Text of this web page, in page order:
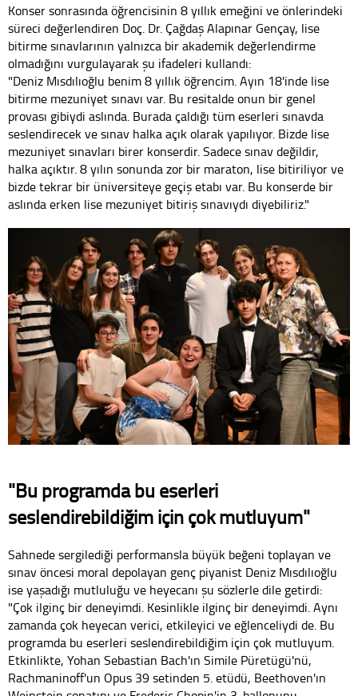
Konser sonrasında öğrencisinin 8 yıllık emeğini ve önlerindeki
süreci değerlendiren Doç. Dr. Çağdaş Alapınar Gençay, lise
bitirme sınavlarının yalnızca bir akademik değerlendirme
olmadığını vurgulayarak şu ifadeleri kullandı:
"Deniz Mısdılıoğlu benim 8 yıllık öğrencim. Ayın 18'inde lise
bitirme mezuniyet sınavı var. Bu resitalde onun bir genel
provası gibiydi aslında. Burada çaldığı tüm eserleri sınavda
seslendirecek ve sınav halka açık olarak yapılıyor. Bizde lise
mezuniyet sınavları birer konserdir. Sadece sınav değildir,
halka açıktır. 8 yılın sonunda zor bir maraton, lise bitiriliyor ve
bizde tekrar bir üniversiteye geçiş etabı var. Bu konserde bir
aslında erken lise mezuniyet bitiriş sınavıydı diyebiliriz."
"Bu programda bu eserleri
seslendirebildiğim için çok mutluyum"
Sahnede sergilediği performansla büyük beğeni toplayan ve
sınav öncesi moral depolayan genç piyanist Deniz Mısdılıoğlu
ise yaşadığı mutluluğu ve heyecanı şu sözlerle dile getirdi:
"Çok ilginç bir deneyimdi. Kesinlikle ilginç bir deneyimdi. Aynı
zamanda çok heyecan verici, etkileyici ve eğlenceliydi de. Bu
programda bu eserleri seslendirebildiğim için çok mutluyum.
Etkinlikte, Yohan Sebastian Bach'ın Simile Püretügü'nü,
Rachmaninoff'un Opus 39 setinden 5. etüdü, Beethoven'ın